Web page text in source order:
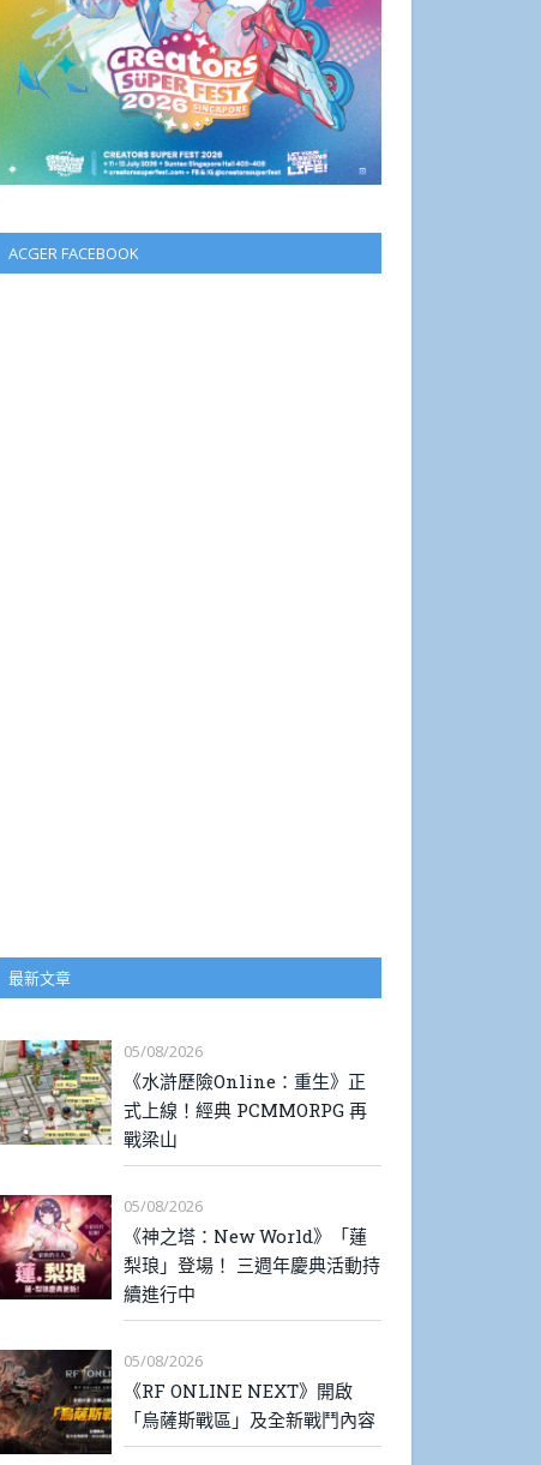
ACGER FACEBOOK
最新文章
05/08/2026
《水滸歷險Online：重生》正
式上線！經典 PCMMORPG 再
戰梁山
05/08/2026
《神之塔：New World》「蓮
梨琅」登場！ 三週年慶典活動持
續進行中
05/08/2026
《RF ONLINE NEXT》開啟
「烏薩斯戰區」及全新戰鬥內容